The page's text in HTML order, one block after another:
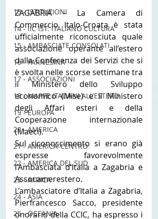
13 - ISTITUZIONI
14 - IIC IST. ITALIANO CULTURA
15 - AMBASCIATE CONSOLATI
16 - FARNESINA
17 - ASSOCIAZIONI
18 - MAPPE ITALIANI ALL'ESTERO
19 - EUROPA
20 - AMERICA
21 - AMERICA-CENTRO
22 - AMERICA DEL SUD
23 - AFRICA
24 - ASIA
25 - OCEANIA
ZAGABRIA – La Camera di
Commercio Italo-Croata è stata
ufficialmente riconosciuta quale
associazione operante all’estero
dalla Conferenza dei Servizi che si
è svolta nelle scorse settimane tra
il Ministero dello Sviluppo
economico (Mise) e il Ministero
degli Affari esteri e della
Cooperazione internazionale
(Maeci).
Sul riconoscimento si erano già
espresse favorevolmente
l’Ambasciata d’Italia a Zagabria e
Assocamerestero.
L’ambasciatore d’Italia a Zagabria,
Pierfrancesco Sacco, presidente
onorario della CCIC, ha espresso i